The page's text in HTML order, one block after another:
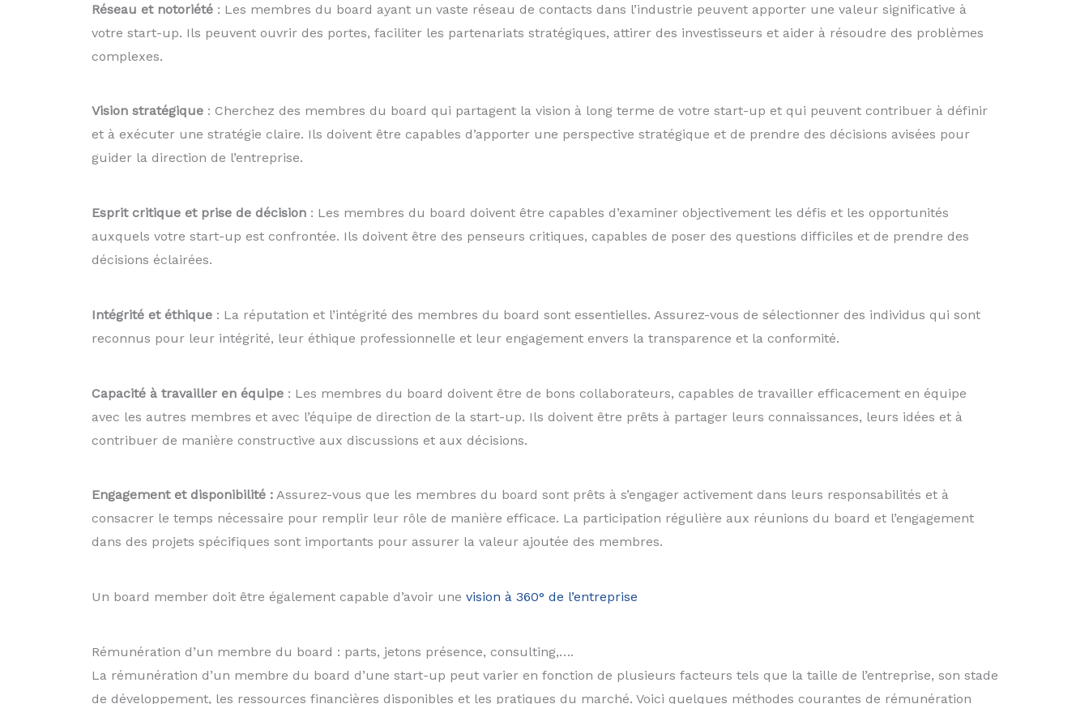
Réseau et notoriété: Les membres du board ayant un vaste réseau de contacts dans l’industrie peuvent apporter une valeur significative à
votre start-up. Ils peuvent ouvrir des portes, faciliter les partenariats stratégiques, attirer des investisseurs et aider à résoudre des problèmes
complexes.
Vision stratégique : Cherchez des membres du board qui partagent la vision à long terme de votre start-up et qui peuvent contribuer à définir
et à exécuter une stratégie claire. Ils doivent être capables d’apporter une perspective stratégique et de prendre des décisions avisées pour
guider la direction de l’entreprise.
Esprit critique et prise de décision : Les membres du board doivent être capables d’examiner objectivement les défis et les opportunités
auxquels votre start-up est confrontée. Ils doivent être des penseurs critiques, capables de poser des questions difficiles et de prendre des
décisions éclairées.
Intégrité et éthique: La réputation et l’intégrité des membres du board sont essentielles. Assurez-vous de sélectionner des individus qui sont
reconnus pour leur intégrité, leur éthique professionnelle et leur engagement envers la transparence et la conformité.
Capacité à travailler en équipe : Les membres du board doivent être de bons collaborateurs, capables de travailler efficacement en équipe
avec les autres membres et avec l’équipe de direction de la start-up. Ils doivent être prêts à partager leurs connaissances, leurs idées et à
contribuer de manière constructive aux discussions et aux décisions.
Engagement et disponibilité :Assurez-vous que les membres du board sont prêts à s’engager activement dans leurs responsabilités et à
consacrer le temps nécessaire pour remplir leur rôle de manière efficace. La participation régulière aux réunions du board et l’engagement
dans des projets spécifiques sont importants pour assurer la valeur ajoutée des membres.
Un board member doit être également capable d’avoir une vision à 360° de l’entreprise
Rémunération d’un membre du board : parts, jetons présence, consulting,….
La rémunération d’un membre du board d’une start-up peut varier en fonction de plusieurs facteurs tels que la taille de l’entreprise, son stade
de développement, les ressources financières disponibles et les pratiques du marché. Voici quelques méthodes courantes de rémunération